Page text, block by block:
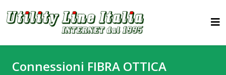
Connessioni FIBRA OTTICA